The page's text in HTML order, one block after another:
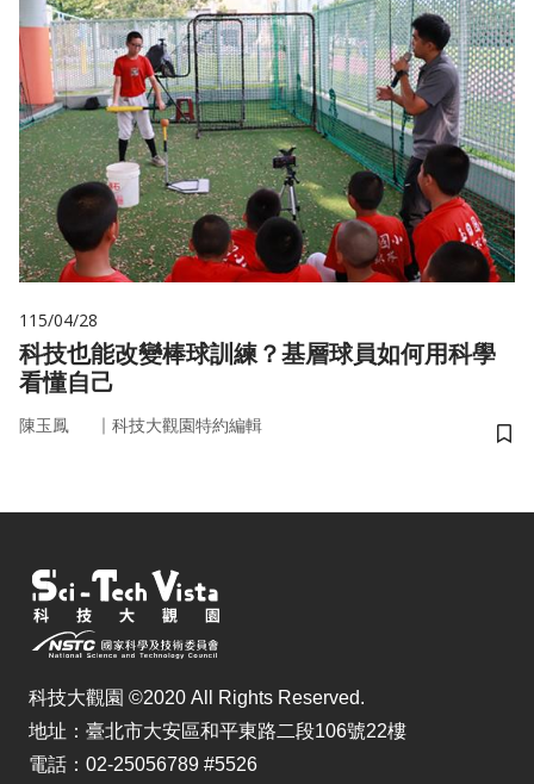
115/04/28
科技也能改變棒球訓練？基層球員如何用科學
看懂自己
陳玉鳳 ｜ 科技大觀園特約編輯
儲
科技大觀園 ©2020 All Rights Reserved.
地址：臺北市大安區和平東路二段106號22樓
電話：02-25056789 #5526